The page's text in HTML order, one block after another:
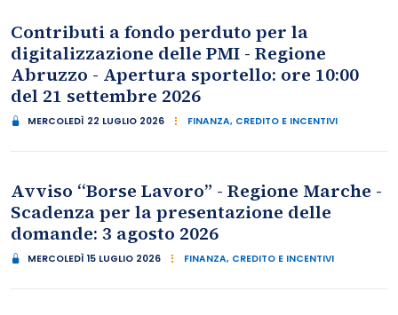
Contributi a fondo perduto per la
digitalizzazione delle PMI - Regione
Abruzzo - Apertura sportello: ore 10:00
del 21 settembre 2026
MERCOLEDÌ 22 LUGLIO 2026 FINANZA, CREDITO E INCENTIVI
Avviso “Borse Lavoro” - Regione Marche -
Scadenza per la presentazione delle
domande: 3 agosto 2026
MERCOLEDÌ 15 LUGLIO 2026 FINANZA, CREDITO E INCENTIVI